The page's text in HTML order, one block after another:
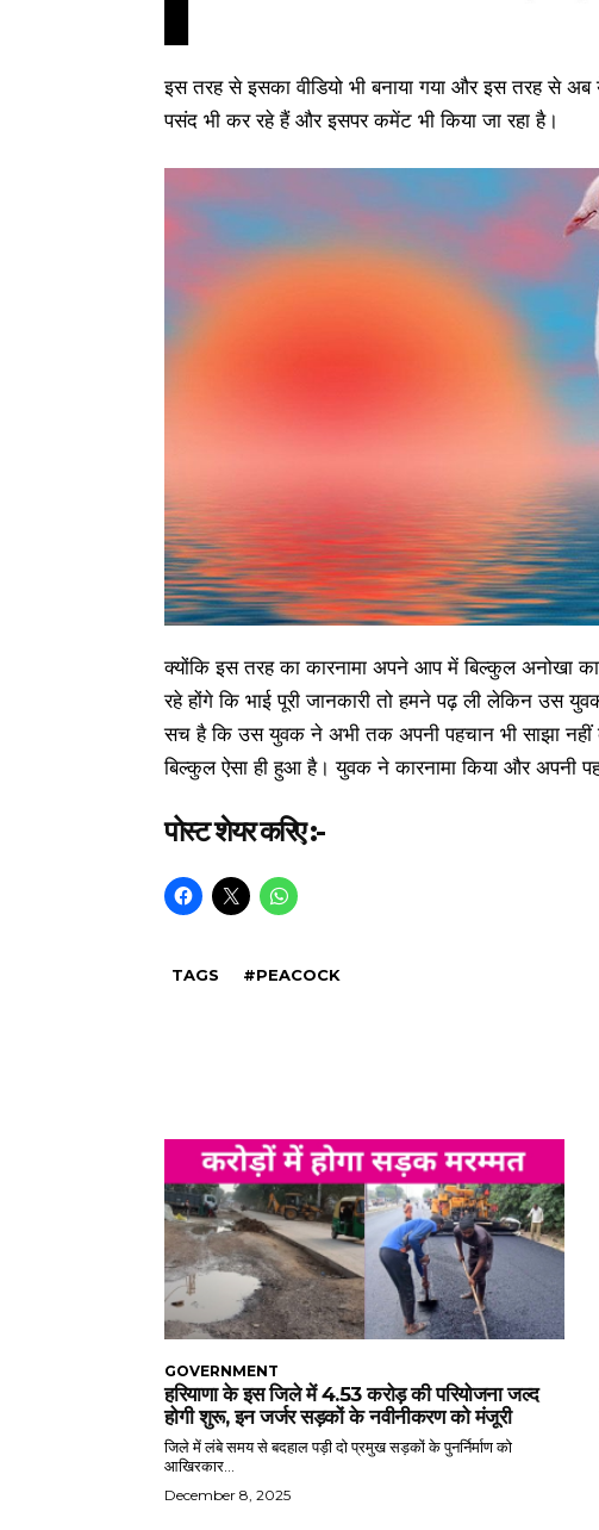
इस तरह से इसका वीडियो भी बनाया गया और इस तरह से अब
पसंद भी कर रहे हैं और इसपर कमेंट भी किया जा रहा है।
क्योंकि इस तरह का कारनामा अपने आप में बिल्कुल अनोखा
रहे होंगे कि भाई पूरी जानकारी तो हमने पढ़ ली लेकिन उस
सच है कि उस युवक ने अभी तक अपनी पहचान भी साझा नहीं
बिल्कुल ऐसा ही हुआ है। युवक ने कारनामा किया और अपनी
पोस्ट शेयर करिए :-
TAGS #PEACOCK
GOVERNMENT
हरियाणा के इस जिले में 4.53 करोड़ की परियोजना जल्द
होगी शुरू, इन जर्जर सड़कों के नवीनीकरण को मंजूरी
जिले में लंबे समय से बदहाल पड़ी दो प्रमुख सड़कों के पुनर्निर्माण को
आखिरकार...
December 8, 2025